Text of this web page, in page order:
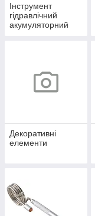
Інструмент
гідравлічний
акумуляторний
Декоративні
елементи